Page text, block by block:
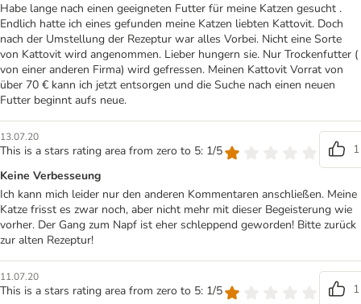
Habe lange nach einen geeigneten Futter für meine Katzen gesucht .
Endlich hatte ich eines gefunden meine Katzen liebten Kattovit. Doch
nach der Umstellung der Rezeptur war alles Vorbei. Nicht eine Sorte
von Kattovit wird angenommen. Lieber hungern sie. Nur Trockenfutter (
von einer anderen Firma) wird gefressen. Meinen Kattovit Vorrat von
über 70 € kann ich jetzt entsorgen und die Suche nach einen neuen
Futter beginnt aufs neue.
13.07.20
This is a stars rating area from zero to 5: 1/5
1
Keine Verbesseung
Ich kann mich leider nur den anderen Kommentaren anschließen. Meine
Katze frisst es zwar noch, aber nicht mehr mit dieser Begeisterung wie
vorher. Der Gang zum Napf ist eher schleppend geworden! Bitte zurück
zur alten Rezeptur!
11.07.20
This is a stars rating area from zero to 5: 1/5
1